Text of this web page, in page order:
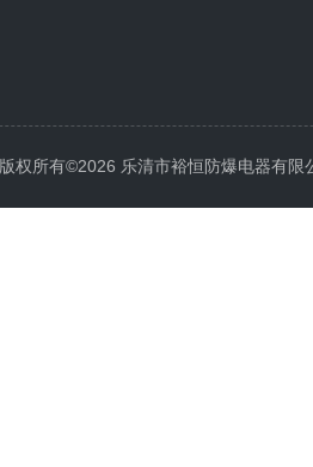
版权所有©2026 乐清市裕恒防爆电器有